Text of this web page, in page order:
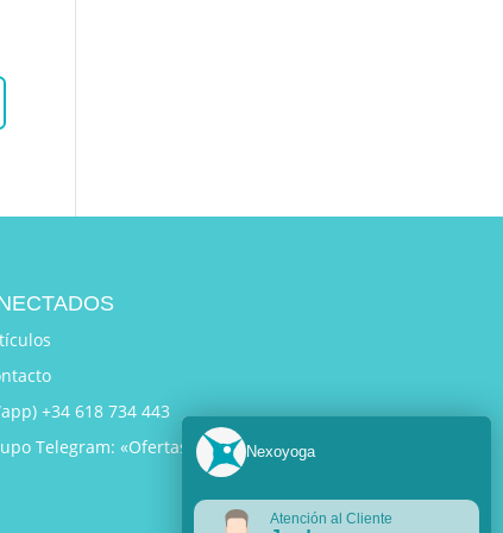
+34 618 734 443
Telegram: «Ofertas Exclusivas»Nexoyoga
Atención al Cliente